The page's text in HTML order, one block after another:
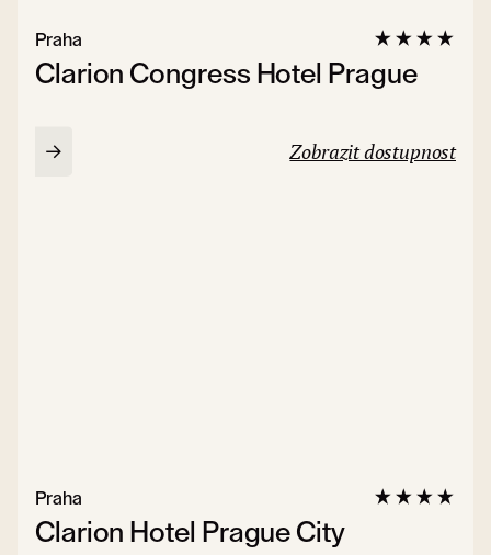
Clarion Congress Hotel Prague
Praha
Zobrazit dostupnost
Clarion Hotel Prague City
Praha